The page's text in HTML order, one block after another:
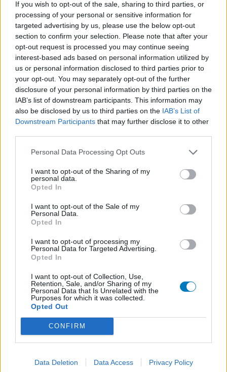
If you wish to opt-out of the sale, sharing to third parties, or
processing of your personal or sensitive information for
targeted advertising by us, please use the below opt-out
section to confirm your selection. Please note that after your
opt-out request is processed you may continue seeing
interest-based ads based on personal information utilized by
us or personal information disclosed to third parties prior to
your opt-out. You may separately opt-out of the further
disclosure of your personal information by third parties on the
IAB’s list of downstream participants. This information may
also be disclosed by us to third parties on the IAB’s List of
Downstream Participants that may further disclose it to other
Personal Data Processing Opt Outs
I want to opt-out of the Sharing of my
personal data.
Opted In
I want to opt-out of the Sale of my
Personal Data.
Opted In
I want to opt-out of processing my
Personal Data for Targeted Advertising.
Opted In
I want to opt-out of Collection, Use,
Retention, Sale, and/or Sharing of my
Personal Data that Is Unrelated with the
Purposes for which it was collected.
Opted Out
CONFIRM
Data Deletion Data Access Privacy Policy
esperienze descritte riflettono solo il loro punto di vista e non
quello dei proprietari del sito web. Ricorda che queste
esperienze differiscono da persona a persona e che deve
sempre contattare il medico o il farmacista per un consiglio sui
farmaci.